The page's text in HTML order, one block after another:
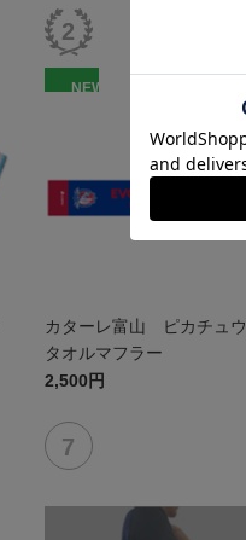
NEW
カターレ富山 ピカチュウ
タオルマフラー
2,500円